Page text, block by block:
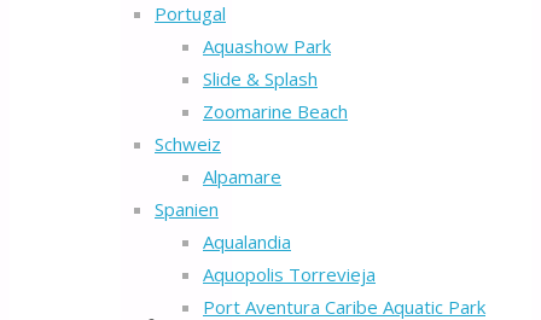
Portugal
Aquashow Park
Slide & Splash
Zoomarine Beach
Schweiz
Alpamare
Spanien
Aqualandia
Aquopolis Torrevieja
Port Aventura Caribe Aquatic Park